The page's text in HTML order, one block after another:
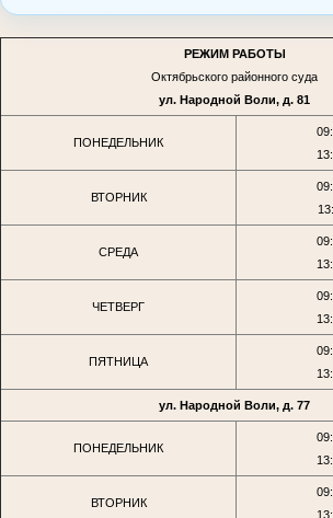
РЕЖИМ РАБОТЫ
Октябрьского районного суда
ул. Народной Воли, д. 81
ПОНЕДЕЛЬНИК
ВТОРНИК
СРЕДА
ЧЕТВЕРГ
ПЯТНИЦА
ул. Народной Воли, д. 77
ПОНЕДЕЛЬНИК
ВТОРНИК